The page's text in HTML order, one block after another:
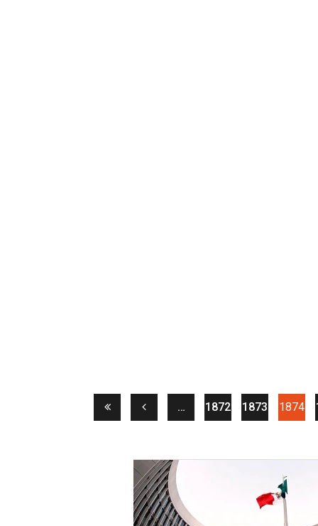
… 1872 1873 1874